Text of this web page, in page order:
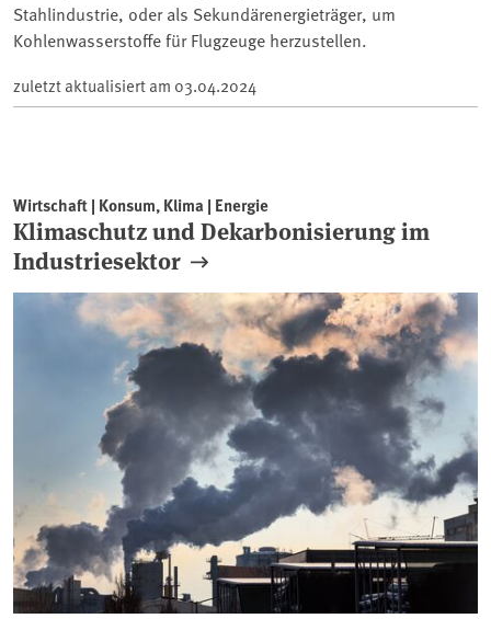
Stahlindustrie, oder als Sekundärenergieträger, um
Kohlenwasserstoffe für Flugzeuge herzustellen.
zuletzt aktualisiert am 03.04.2024
Wirtschaft | Konsum, Klima | Energie
Klimaschutz und Dekarbonisierung im
Industriesektor